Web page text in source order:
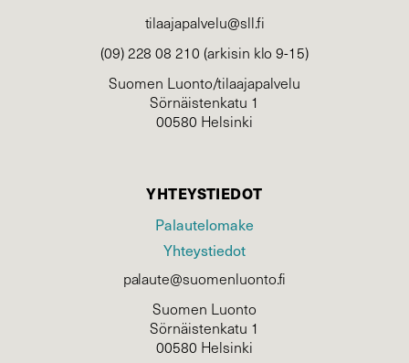
tilaajapalvelu@sll.fi
(09) 228 08 210 (arkisin klo 9-15)
Suomen Luonto/tilaajapalvelu
Sörnäistenkatu 1
00580 Helsinki
YHTEYSTIEDOT
Palautelomake
Yhteystiedot
palaute@suomenluonto.fi
Suomen Luonto
Sörnäistenkatu 1
00580 Helsinki